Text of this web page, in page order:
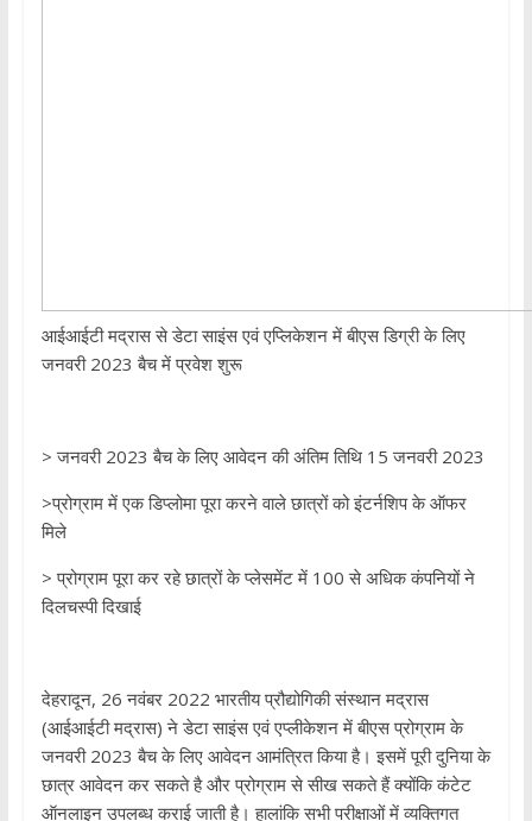
आईआईटी मद्रास से डेटा साइंस एवं एप्लिकेशन में बीएस डिग्री के लिए
जनवरी 2023 बैच में प्रवेश शुरू
> जनवरी 2023 बैच के लिए आवेदन की अंतिम तिथि 15 जनवरी 2023
>प्रोग्राम में एक डिप्लोमा पूरा करने वाले छात्रों को इंटर्नशिप के ऑफर
मिले
> प्रोग्राम पूरा कर रहे छात्रों के प्लेसमेंट में 100 से अधिक कंपनियों ने
दिलचस्पी दिखाई
देहरादून, 26 नवंबर 2022 भारतीय प्रौद्योगिकी संस्थान मद्रास
(आईआईटी मद्रास) ने डेटा साइंस एवं एप्लीकेशन में बीएस प्रोग्राम के
जनवरी 2023 बैच के लिए आवेदन आमंत्रित किया है। इसमें पूरी दुनिया के
छात्र आवेदन कर सकते है और प्रोग्राम से सीख सकते हैं क्योंकि कंटेट
ऑनलाइन उपलब्ध कराई जाती है। हालांकि सभी परीक्षाओं में व्यक्तिगत